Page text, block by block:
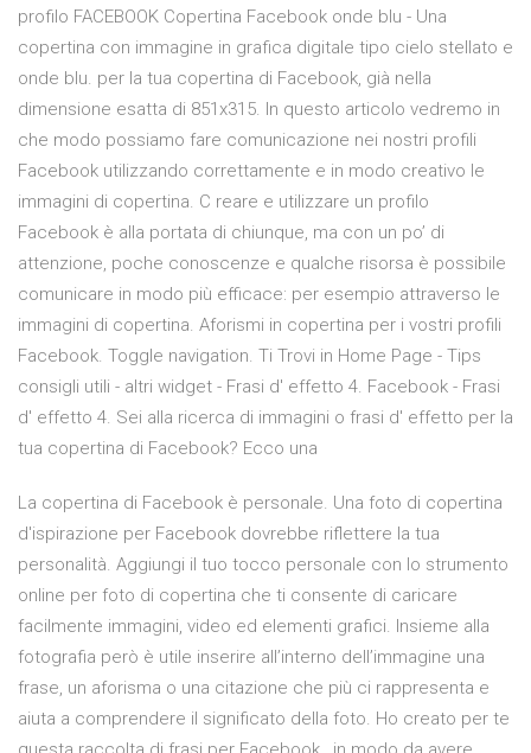
profilo FACEBOOK Copertina Facebook onde blu - Una
copertina con immagine in grafica digitale tipo cielo stellato e
onde blu. per la tua copertina di Facebook, già nella
dimensione esatta di 851x315. In questo articolo vedremo in
che modo possiamo fare comunicazione nei nostri profili
Facebook utilizzando correttamente e in modo creativo le
immagini di copertina. C reare e utilizzare un profilo
Facebook è alla portata di chiunque, ma con un po’ di
attenzione, poche conoscenze e qualche risorsa è possibile
comunicare in modo più efficace: per esempio attraverso le
immagini di copertina. Aforismi in copertina per i vostri profili
Facebook. Toggle navigation. Ti Trovi in Home Page - Tips
consigli utili - altri widget - Frasi d' effetto 4. Facebook - Frasi
d' effetto 4. Sei alla ricerca di immagini o frasi d' effetto per la
tua copertina di Facebook? Ecco una
La copertina di Facebook è personale. Una foto di copertina
d'ispirazione per Facebook dovrebbe riflettere la tua
personalità. Aggiungi il tuo tocco personale con lo strumento
online per foto di copertina che ti consente di caricare
facilmente immagini, video ed elementi grafici. Insieme alla
fotografia però è utile inserire all’interno dell’immagine una
frase, un aforisma o una citazione che più ci rappresenta e
aiuta a comprendere il significato della foto. Ho creato per te